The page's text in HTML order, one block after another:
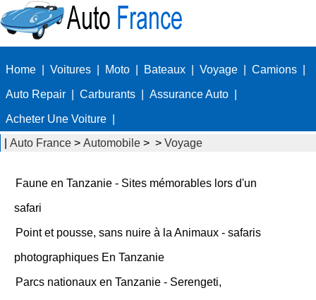
Home Voitures Moto Bateaux Voyage Camions
Auto Repair Carburants Assurance Auto
Acheter Une Voiture
Auto France > Automobile > > Voyage
Faune en Tanzanie - Sites mémorables lors d'un
safari
Point et pousse, sans nuire à la Animaux - safaris
photographiques En Tanzanie
Parcs nationaux en Tanzanie - Serengeti,